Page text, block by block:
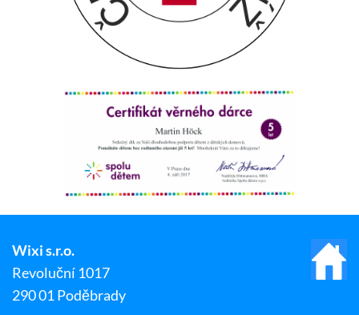
Wixi s.r.o.
Revoluční 1017
290 01 Poděbrady